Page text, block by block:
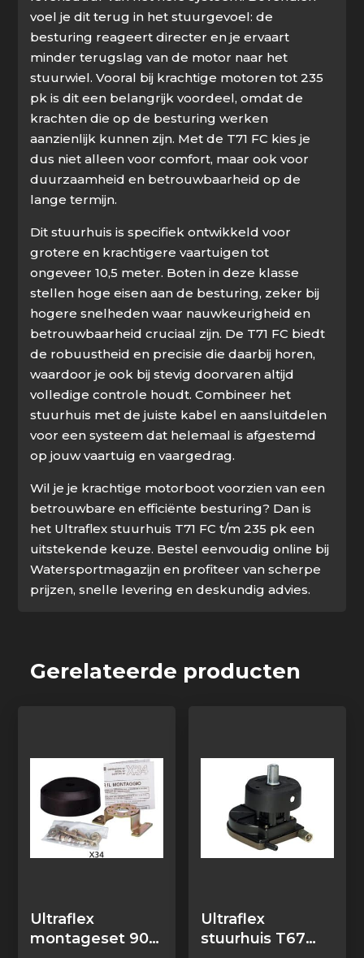
voel je dit terug in het stuurgevoel: de
besturing reageert directer en je ervaart
minder terugslag van de motor naar het
stuurwiel. Vooral bij krachtige motoren tot 235
pk is dit een belangrijk voordeel, omdat de
krachten die op de besturing werken
aanzienlijk kunnen zijn. Met de T71 FC kies je
dus niet alleen voor comfort, maar ook voor
duurzaamheid en betrouwbaarheid op de
lange termijn.
Dit stuurhuis is specifiek ontwikkeld voor
grotere en krachtigere vaartuigen tot
ongeveer 10,5 meter. Boten in deze klasse
stellen hoge eisen aan de besturing, zeker bij
hogere snelheden waar nauwkeurigheid en
betrouwbaarheid cruciaal zijn. De T71 FC biedt
de robuustheid en precisie die daarbij horen,
waardoor je ook bij stevig doorvaren altijd
volledige controle houdt. Combineer het
stuurhuis met de juiste kabel en aansluitdelen
voor een systeem dat helemaal is afgestemd
op jouw vaartuig en vaargedrag.
Wil je je krachtige motorboot voorzien van een
betrouwbare en efficiënte besturing? Dan is
het Ultraflex stuurhuis T71 FC t/m 235 pk een
uitstekende keuze. Bestel eenvoudig online bij
Watersportmagazijn en profiteer van scherpe
prijzen, snelle levering en deskundig advies.
Gerelateerde producten
Ultraflex
montageset 90º
Ultraflex
stuurhuis T67